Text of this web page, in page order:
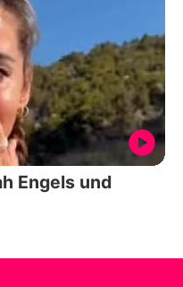
Engels und